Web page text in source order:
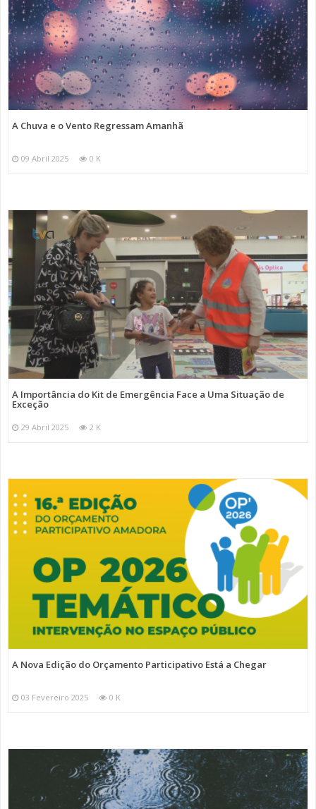
A Chuva e o Vento Regressam Amanhã
09 Abril 2025 0 K
A Importância do Kit de Emergência Face a Uma Situação de
Exceção
29 Abril 2025 2 K
A Nova Edição do Orçamento Participativo Está a Chegar
03 Fevereiro 2025 0 K